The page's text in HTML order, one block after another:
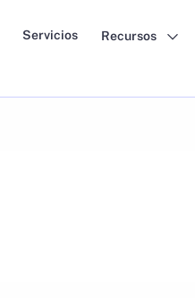
Servicios Recursos